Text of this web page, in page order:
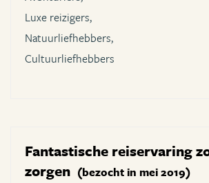
Luxe reizigers,
Natuurliefhebbers,
Cultuurliefhebbers
Fantastische reiservaring
zorgen (bezocht in mei 2019)